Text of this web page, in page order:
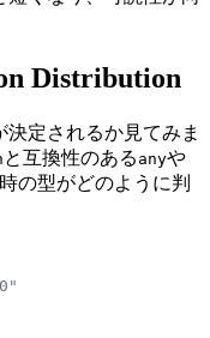
Distribution
定されるか見てみま
と互換性のある anyや
の型がどのように判